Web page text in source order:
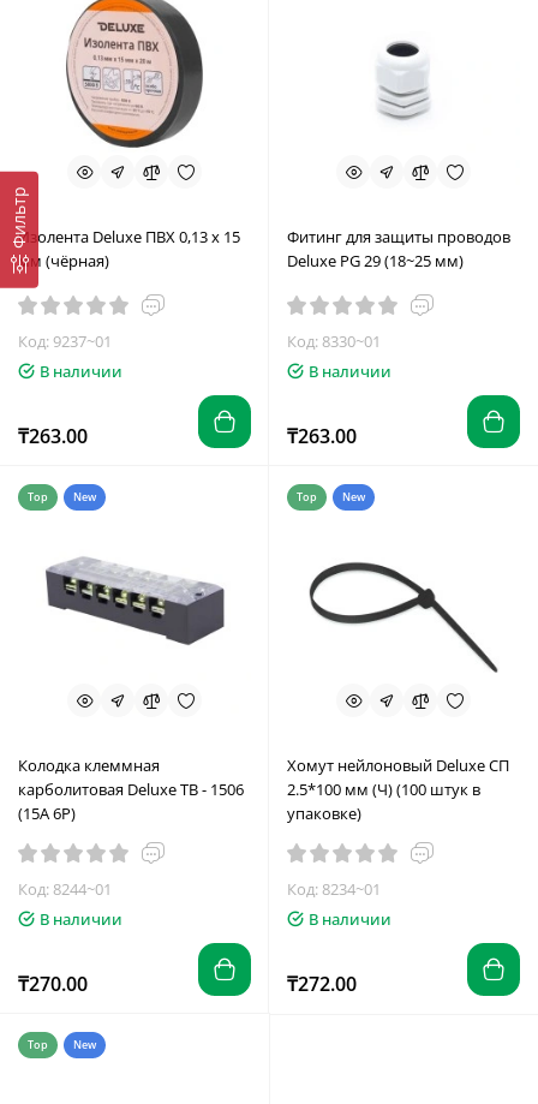
Фильтр
Изолента Deluxe ПВХ 0,13 х 15
мм (чёрная)
Код: 9237~01
В наличии
₸263.00
Фитинг для защиты проводов
Deluxe PG 29 (18~25 мм)
Код: 8330~01
В наличии
₸263.00
Top New
Колодка клеммная
карболитовая Deluxe TB - 1506
(15A 6P)
Код: 8244~01
В наличии
₸270.00
Top New
Хомут нейлоновый Deluxe СП
2.5*100 мм (Ч) (100 штук в
упаковке)
Код: 8234~01
В наличии
₸272.00
Top New